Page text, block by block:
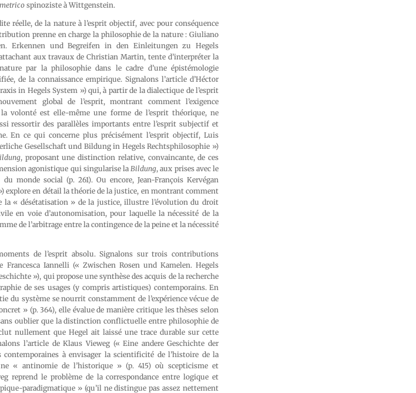
spinoziste à Wittgenstein.
réelle, de la nature à l’esprit objectif, avec pour conséquence
prenne en charge la philosophie de la nature : Giuliano
Erkennen und Begreifen in den Einleitungen zu Hegels
aux travaux de Christian Martin, tente d’interpréter la
par la philosophie dans le cadre d’une épistémologie
de la connaissance empirique. Signalons l’article d’Héctor
in Hegels System ») qui, à partir de la dialectique de l’esprit
global de l’esprit, montrant comment l’exigence
volonté est elle-même une forme de l’esprit théorique, ne
ressortir des parallèles importants entre l’esprit subjectif et
En ce qui concerne plus précisément l’esprit objectif, Luis
Gesellschaft und Bildung in Hegels Rechtsphilosophie »)
, proposant une distinction relative, convaincante, de ces
agonistique qui singularise laBildung, aux prises avec le
monde social (p. 261). Ou encore, Jean-François Kervégan
en détail la théorie de la justice, en montrant comment
la « désétatisation » de la justice, illustre l’évolution du droit
en voie d’autonomisation, pour laquelle la nécessité de la
de l’arbitrage entre la contingence de la peine et la nécessité
de l’esprit absolu. Signalons sur trois contributions
Iannelli (« Zwischen Rosen und Kamelen. Hegels
»), qui propose une synthèse des acquis de la recherche
de ses usages (y compris artistiques) contemporains. En
du système se nourrit constamment de l’expérience vécue de
» (p. 364), elle évalue de manière critique les thèses selon
oublier que la distinction conflictuelle entre philosophie de
nullement que Hegel ait laissé une trace durable sur cette
l’article de Klaus Vieweg (« Eine andere Geschichte der
à envisager la scientificité de l’histoire de la
« antinomie de l’historique » (p. 415) où scepticisme et
reprend le problème de la correspondance entre logique et
paradigmatique » (qu’il ne distingue pas assez nettement